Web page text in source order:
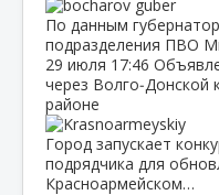
По данным
подразделения ПВО
29 июля 17:46
через Волго‑Донской
районе
Город запускает
подрядчика для
Красноармейском…